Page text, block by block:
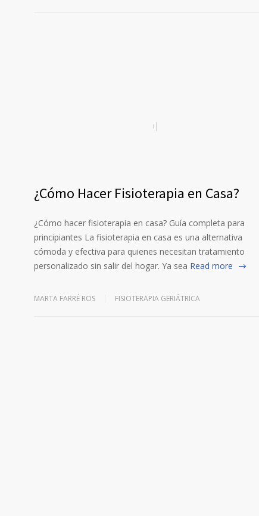
¿Cómo Hacer Fisioterapia en Casa?
¿Cómo hacer fisioterapia en casa? Guía completa para
principiantes La fisioterapia en casa es una alternativa
cómoda y efectiva para quienes necesitan tratamiento
personalizado sin salir del hogar. Ya sea Read more
MARTA FARRÉ ROS FISIOTERAPIA GERIÁTRICA